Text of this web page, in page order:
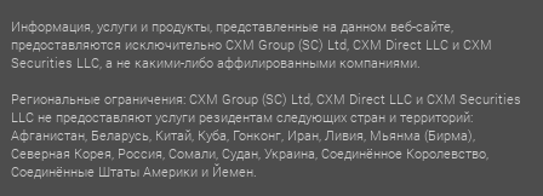
Информация, услуги и продукты, представленные на данном веб-сайте,
предоставляются исключительно CXM Group (SC) Ltd, CXM Direct LLC и CXM
Securities LLC, а не какими-либо аффилированными компаниями.
Региональные ограничения: CXM Group (SC) Ltd, CXM Direct LLC и CXM Securities
LLC не предоставляют услуги резидентам следующих стран и территорий:
Афганистан, Беларусь, Китай, Куба, Гонконг, Иран, Ливия, Мьянма (Бирма),
Северная Корея, Россия, Сомали, Судан, Украина, Соединённое Королевство,
Соединённые Штаты Америки и Йемен.